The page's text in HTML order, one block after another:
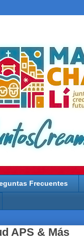
Frecuentes
APS & Más